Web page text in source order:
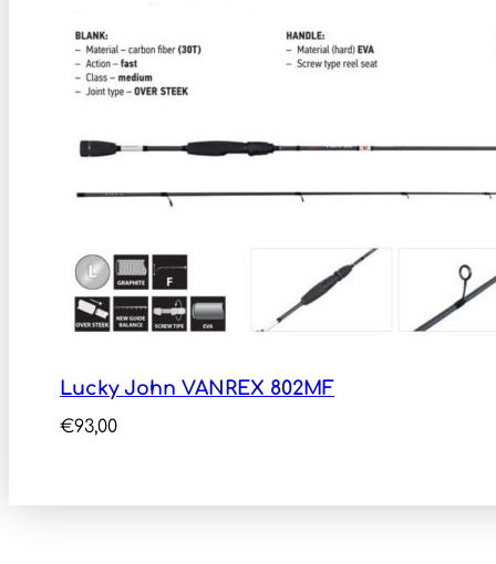
Lucky John VANREX 802MF
€93,00